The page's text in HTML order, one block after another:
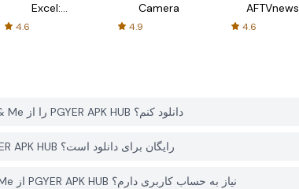
Excel:
Spreadsheets
4.6
Camera
4.9
AFTVnews
4.6
چگونه می توانم ALDI & Me را از PGYER APK HUB دانلود کنم؟
آیا ALDI & Me در PGYER APK HUB رایگان برای دانلود است؟
آیا برای دانلود ALDI & Me از PGYER APK HUB نیاز به حساب کاربری دارم؟